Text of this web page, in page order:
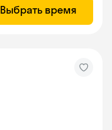
Выбрать время